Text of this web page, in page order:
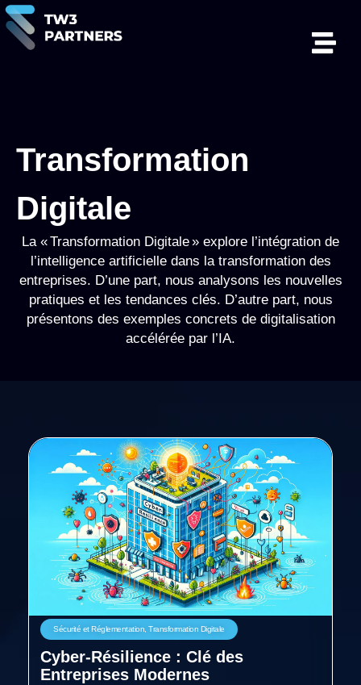
Transformation
Digitale
La « Transformation Digitale » explore l’intégration de
l’intelligence artificielle dans la transformation des
entreprises. D’une part, nous analysons les nouvelles
pratiques et les tendances clés. D’autre part, nous
présentons des exemples concrets de digitalisation
accélérée par l’IA.
Sécurité et Réglementation, Transformation Digitale
Cyber-Résilience : Clé des
Entreprises Modernes